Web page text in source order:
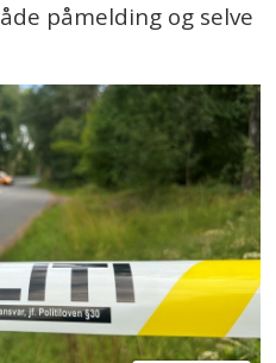
påmelding og selve